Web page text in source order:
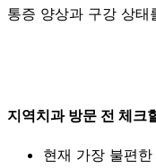
통증 양상과 구강 상태
지역치과 방문 전 체
현재 가장 불편